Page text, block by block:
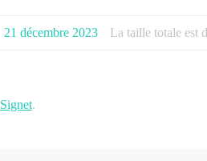
21 décembre 2023 La taille totale est
Signet.